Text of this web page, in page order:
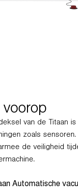
van de Titaan is
zoals sensoren.
de veiligheid